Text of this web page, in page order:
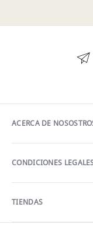
ACERCA DE
CONDICIONES
TIENDAS